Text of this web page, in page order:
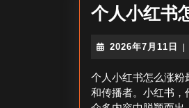
个人小红书
2026年7月11日
7
月
11
个人小红书怎么涨粉
和传播者。小红书，